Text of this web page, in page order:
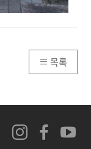
목록